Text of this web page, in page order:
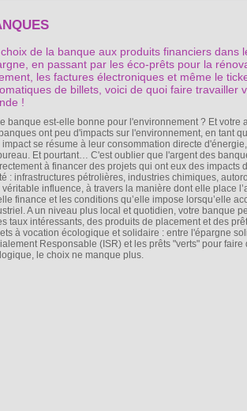
de la banque aux produits financiers dans
en passant par les éco-prêts pour la
les factures électroniques et même le
de billets, voici de quoi faire travailler
!
banque est-elle bonne pour l'environnement ? Et votre
ont peu d'impacts sur l'environnement, en tant
impact se résume à leur consommation directe
Et pourtant… C'est oublier que l'argent des
à financer des projets qui ont eux des impacts
: infrastructures pétrolières, industries chimiques,
véritable influence, à travers la manière dont elle place
finance et les conditions qu’elle impose lorsqu’elle
A un niveau plus local et quotidien, votre banque
taux intéressants, des produits de placement et des
à vocation écologique et solidaire : entre l'épargne
Responsable (ISR) et les prêts "verts" pour
le choix ne manque plus.